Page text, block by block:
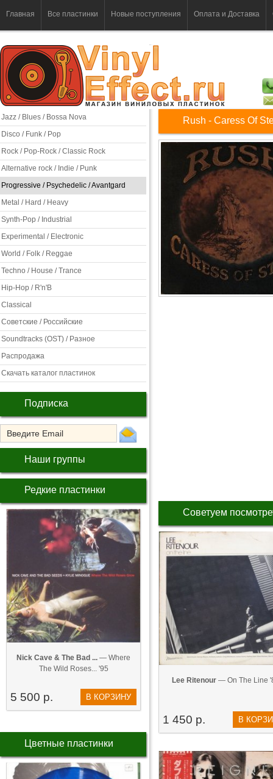
Главная Все пластинки Новые поступления Оплата и Доставка
Jazz / Blues / Bossa Nova
Disco / Funk / Pop
Rock / Pop-Rock / Classic Rock
Alternative rock / Indie / Punk
Progressive / Psychedelic / Avantgard
Metal / Hard / Heavy
Synth-Pop / Industrial
Experimental / Electronic
World / Folk / Reggae
Techno / House / Trance
Hip-Hop / R'n'B
Classical
Советские / Российские
Soundtracks (OST) / Разное
Распродажа
Скачать каталог пластинок
Подписка
Наши группы
Редкие пластинки
Nick Cave & The Bad ... — Where
The Wild Roses... '95
5 500 р. В КОРЗИНУ
Цветные пластинки
Rush - Caress Of
Советуем
Lee Ritenour — On The Line
1 450 р. В